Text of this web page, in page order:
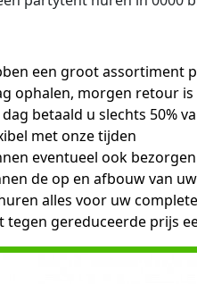
een groot assortiment
ophalen, morgen retour is
dag betaald u slechts 50%
met onze tijden
eventueel ook
de op en afbouw van
alles voor uw
tegen gereduceerde prijs